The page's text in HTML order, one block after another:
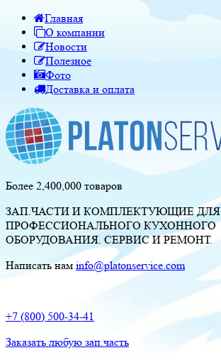
Главная
О компании
Новости
Полезное
Фото
Доставка и оплата
Более 2,400,000 товаров
ЗАП.ЧАСТИ И КОМПЛЕКТУЮЩИЕ ДЛЯ
ПРОФЕССИОНАЛЬНОГО КУХОННОГО
ОБОРУДОВАНИЯ. СЕРВИС И РЕМОНТ.
Написать нам info@platonservice.com
+7 (800) 500-34-41
Заказать любую зап.часть